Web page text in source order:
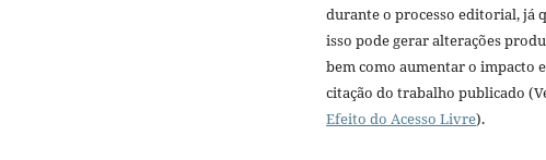
durante o processo editorial, já
isso pode gerar alterações
bem como aumentar o impacto
citação do trabalho publicado
Efeito do Acesso Livre).